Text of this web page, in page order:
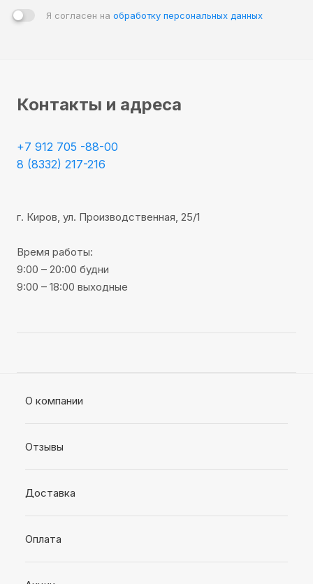
Я согласен на обработку персональных данных
Контакты и адреса
+7 912 705 -88-00
8 (8332) 217-216
г. Киров, ул. Производственная, 25/1
Время работы:
9:00 – 20:00 будни
9:00 – 18:00 выходные
О компании
Отзывы
Доставка
Оплата